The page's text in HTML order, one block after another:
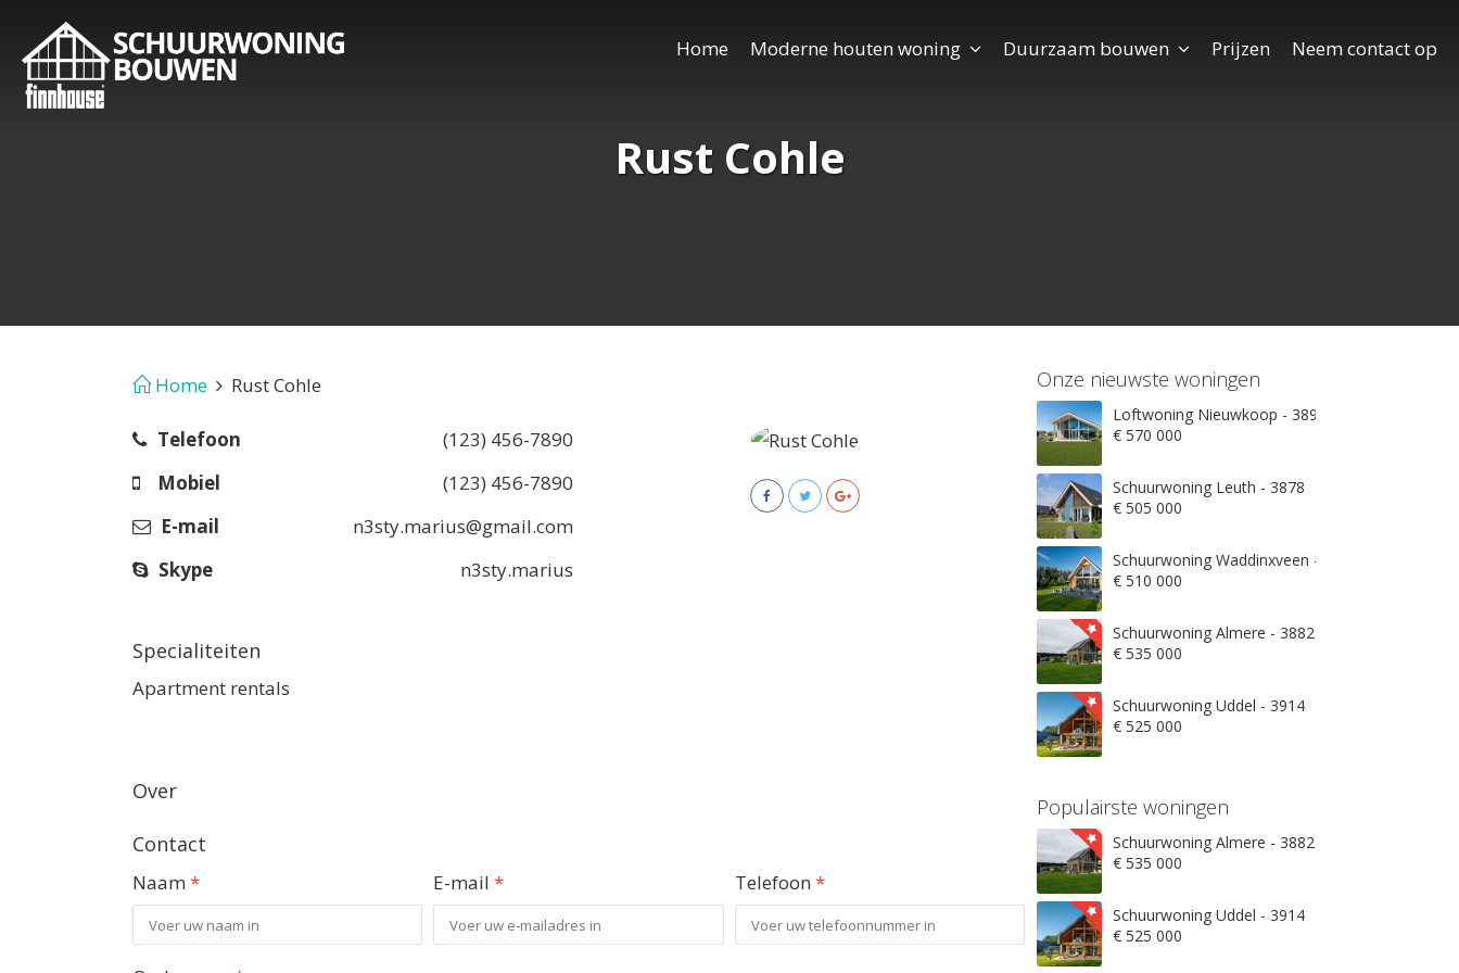
Home Moderne houten woning Duurzaam bouwen Prijzen Neem contact op
Rust Cohle
Home Rust Cohle
Telefoon
(123) 456-7890
Mobiel
(123) 456-7890
E-mail
n3sty.marius@gmail.com
Skype
n3sty.marius
Specialiteiten
Apartment rentals
Over
Contact
Naam * E-mail* Telefoon *
Onze nieuwste woningen
Loftwoning Nieuwkoop - 3897
€ 570 000
Schuurwoning Leuth - 3878
€ 505 000
Schuurwoning Waddinxveen - 3845
€ 510 000
Schuurwoning Almere - 3882
€ 535 000
Schuurwoning Uddel - 3914
€ 525 000
Populairste woningen
Schuurwoning Almere - 3882
€ 535 000
Schuurwoning Uddel - 3914
€ 525 000